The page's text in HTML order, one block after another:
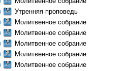
Утренняя проповедь
Молитвенное собрание
Молитвенное собрание
Молитвенное собрание
Молитвенное собрание
Молитвенное собрание